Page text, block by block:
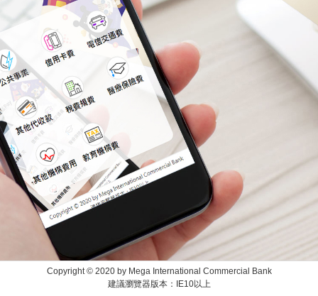
Copyright © 2020 by Mega International Commercial Bank
建議瀏覽器版本：IE10以上